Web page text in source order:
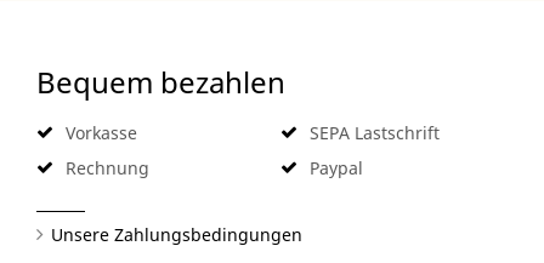
Bequem bezahlen
Vorkasse
Rechnung
SEPA Lastschrift
Paypal
Unsere Zahlungsbedingungen